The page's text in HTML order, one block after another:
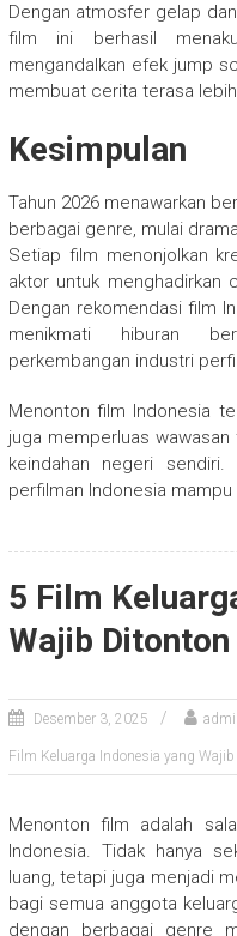
Dengan atmosfer gelap
film ini berhasil
mengandalkan efek jump
membuat cerita terasa
Kesimpulan
Tahun 2026 menawarkan
berbagai genre, mulai
Setiap film menonjolkan
aktor untuk menghadirkan
Dengan rekomendasi film
menikmati hiburan
perkembangan industri
Menonton film Indonesia
juga memperluas
keindahan negeri
perfilman Indonesia
5 Film
Wajib
Desember 3, 2025
Film Keluarga Indonesia yang
Menonton film adalah
Indonesia. Tidak hanya
luang, tetapi juga menjadi
bagi semua anggota
dengan berbagai genre